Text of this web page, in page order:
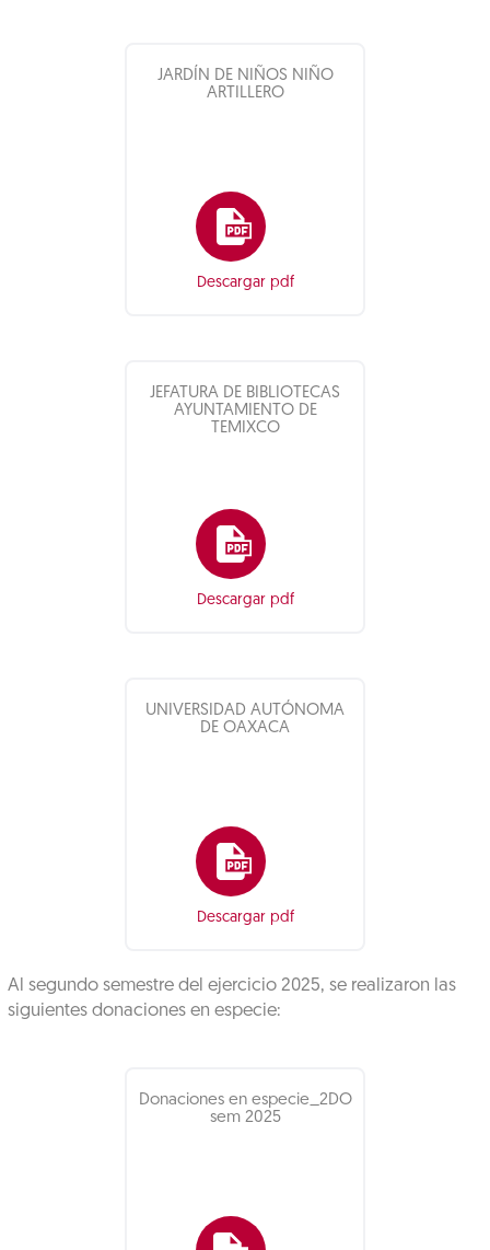
JARDÍN DE NIÑOS NIÑO
ARTILLERO
Descargar pdf
JEFATURA DE BIBLIOTECAS
AYUNTAMIENTO DE
TEMIXCO
Descargar pdf
UNIVERSIDAD AUTÓNOMA
DE OAXACA
Descargar pdf
Al segundo semestre del ejercicio 2025, se realizaron las
siguientes donaciones en especie:
Donaciones en especie_2DO
sem 2025